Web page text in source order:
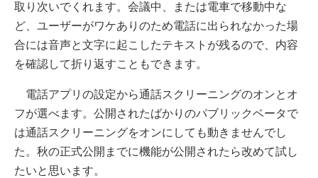
取り次いでくれます。会議中、または電車で移動中な
ど、ユーザーがワケありのため電話に出られなかった場
合には音声と文字に起こしたテキストが残るので、内容
を確認して折り返すこともできます。
電話アプリの設定から通話スクリーニングのオンとオ
フが選べます。公開されたばかりのパブリックベータで
は通話スクリーニングをオンにしても動きませんでし
た。秋の正式公開までに機能が公開されたら改めて試し
たいと思います。